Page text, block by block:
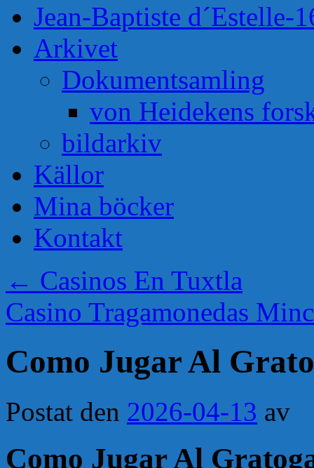
Jean-Baptiste d´Estelle-
Arkivet
Dokumentsamling
von Heidekens
bildarkiv
Källor
Mina böcker
Kontakt
← Casinos En Tuxtla
Casino Tragamonedas
Como Jugar Al
Postat den 2026-04-13 av
Como Jugar Al